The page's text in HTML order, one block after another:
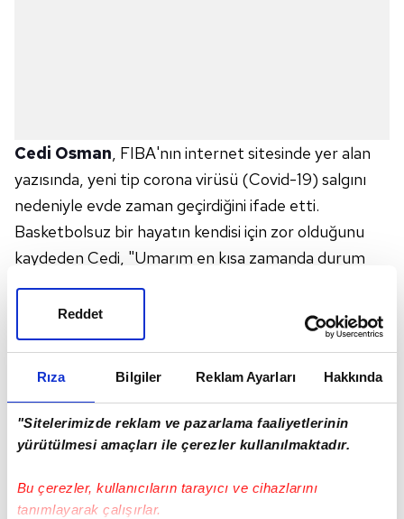
Rıza Bilgiler Reklam Ayarları Hakkında
"Sitelerimizde reklam ve pazarlama faaliyetlerinin
yürütülmesi amaçları ile çerezler kullanılmaktadır.
Bu çerezler, kullanıcıların tarayıcı ve cihazlarını
tanımlayarak çalışırlar.
Reddet
Cedi Osman, FIBA'nın internet sitesinde yer alan
yazısında, yeni tip corona virüsü (Covid-19) salgını
nedeniyle evde zaman geçirdiğini ifade etti.
Basketbolsuz bir hayatın kendisi için zor olduğunu
kaydeden Cedi, "Umarım en kısa zamanda durum
daha iyiye gider. Basketbolu ne kadar özlediğimi fark
ediyorum. Özellikle de
için oynamayı
özledim." yorumunu yaptı.
Cedi, "Tribünlerin milli marşı okumaya başladığını
duyduğunuz anda tüyleriniz diken diken olmaya
başlar. Şimdi o anları düşünürken bile tüylerim diken
25 yaşındaki basketbolcu, Türkiye tarihinin en iyi